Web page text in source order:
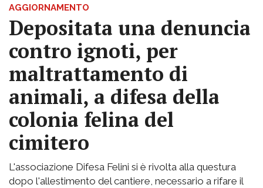
AGGIORNAMENTO
Depositata una denuncia
contro ignoti, per
maltrattamento di
animali, a difesa della
colonia felina del
cimitero
L'associazione Difesa Felini si è rivolta alla questura
dopo l'allestimento del cantiere, necessario a rifare il